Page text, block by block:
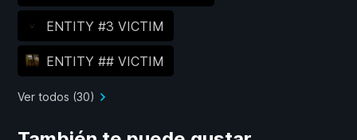
ENTITY #3 VICTIM
ENTITY ## VICTIM
Ver todos (30)